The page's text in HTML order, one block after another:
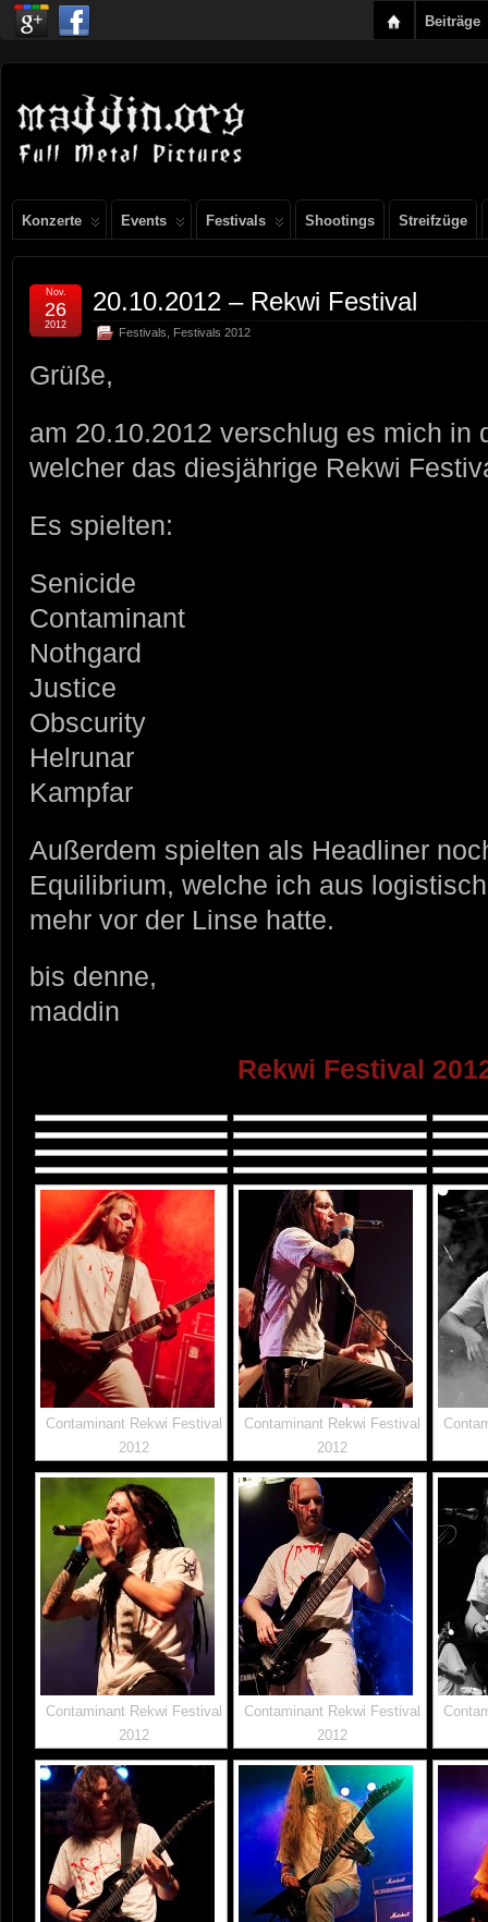
Beiträge
Konzerte Events Festivals Shootings Streifzüge
20.10.2012 – Rekwi Festival
Festivals Festivals 2012
Nov.
26
2012
Grüße,
am 20.10.2012 verschlug es mich in
welcher das diesjährige Rekwi
Es spielten:
Senicide
Contaminant
Nothgard
Justice
Obscurity
Helrunar
Kampfar
Außerdem spielten als Headliner
Equilibrium, welche ich aus
mehr vor der Linse hatte.
bis denne,
maddin
Rekwi Festival
Contaminant Rekwi Festival
2012
Contaminant Rekwi Festival
2012
Contaminant Rekwi Festival
2012
Contaminant Rekwi Festival
2012